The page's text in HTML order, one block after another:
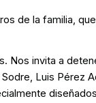
de la familia,
Nos invita a
Luis Pérez